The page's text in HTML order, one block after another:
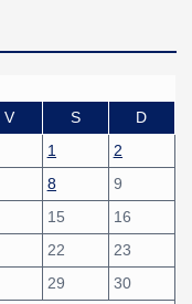
V S
D
1
2
8
9
15
16
22
23
29
30